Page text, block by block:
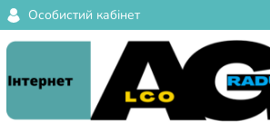
Особистий кабінет